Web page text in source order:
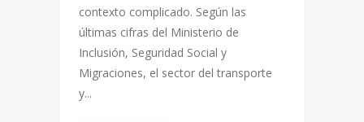
contexto complicado. Según las
últimas cifras del Ministerio de
Inclusión, Seguridad Social y
Migraciones, el sector del transporte
y...